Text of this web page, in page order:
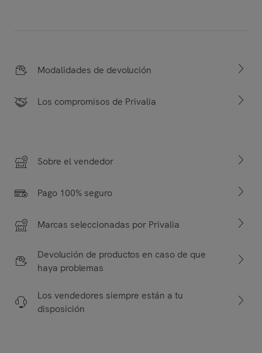
Modalidades de devolución
Los compromisos de Privalia
Sobre el vendedor
Pago 100% seguro
Marcas seleccionadas por Privalia
Devolución de productos en caso de que
haya problemas
Los vendedores siempre están a tu
disposición